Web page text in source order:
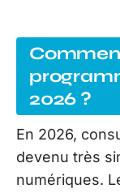
2026 ?
En 2026,
devenu très
numériques.